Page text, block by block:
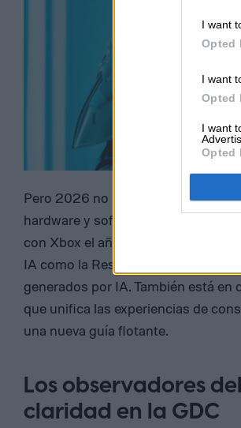
I want
Opted
I want
Opted
I want
Opted
Pero 2026 no se trata solo de
hardware y software de Xbox. Tras
con Xbox el año pasado, la nueva
IA como la Resolución Automática
generados por IA. También está
que unifica las experiencias de
una nueva guía flotante.
Los observadores
claridad en la GDC